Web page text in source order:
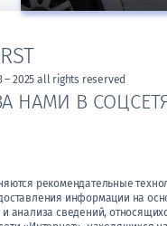
НАМИ В
рекомендательные
информации на
и анализа сведений,
– 2025 all rights reserved